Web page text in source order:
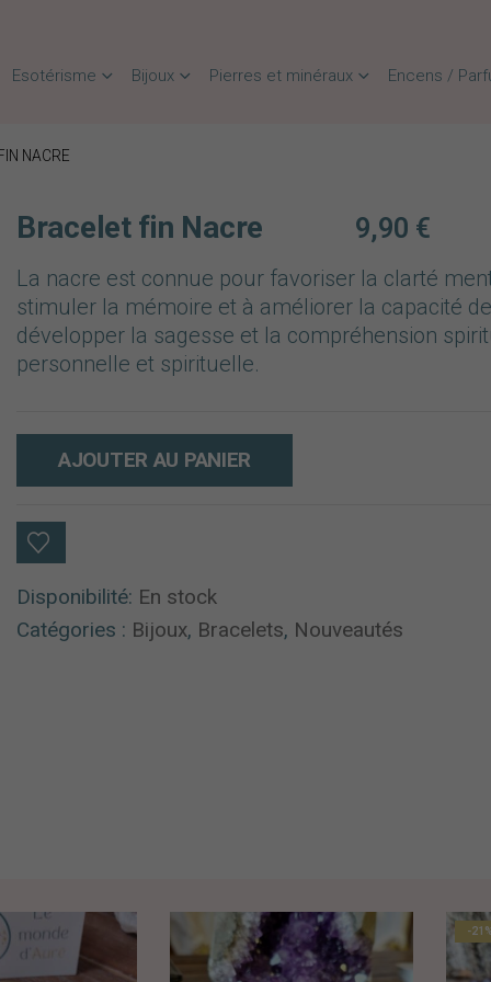
Esotérisme Bijoux Pierres et minéraux Encens /
NACRE
Bracelet fin Nacre 9,90 €
La nacre est connue pour favoriser la clarté
stimuler la mémoire et à améliorer la capacité
développer la sagesse et la compréhension
personnelle et spirituelle.
AJOUTER AU PANIER
Disponibilité: En stock
Catégories : Bijoux, Bracelets, Nouveautés
-